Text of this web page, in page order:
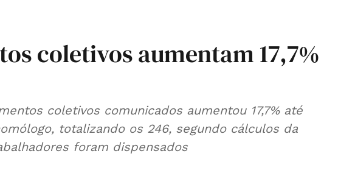
coletivos aumentam 17,7%
coletivos comunicados aumentou 17,7% até
totalizando os 246, segundo cálculos da
foram dispensados